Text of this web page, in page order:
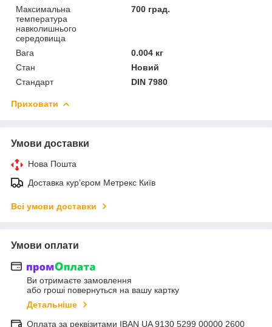
Максимальна
температура
навколишнього
середовища
700 град.
Вага
0.004 кг
Стан
Новий
Стандарт
DIN 7980
Приховати
Умови доставки
Нова Пошта
Доставка курʼєром Метрекс Київ
Всі умови доставки
Умови оплати
Ви отримаєте замовлення
або гроші повернуться на вашу картку
Детальніше
Оплата за реквізитами IBAN UA 9130 5299 00000 2600